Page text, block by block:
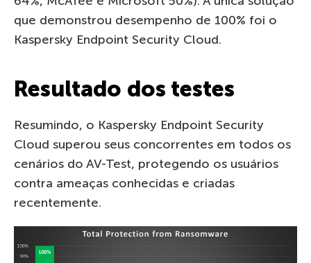
que demonstrou desempenho de 100% foi o
Kaspersky Endpoint Security Cloud.
Resultado dos testes
Resumindo, o Kaspersky Endpoint Security
Cloud superou seus concorrentes em todos os
cenários do AV-Test, protegendo os usuários
contra ameaças conhecidas e criadas
recentemente.